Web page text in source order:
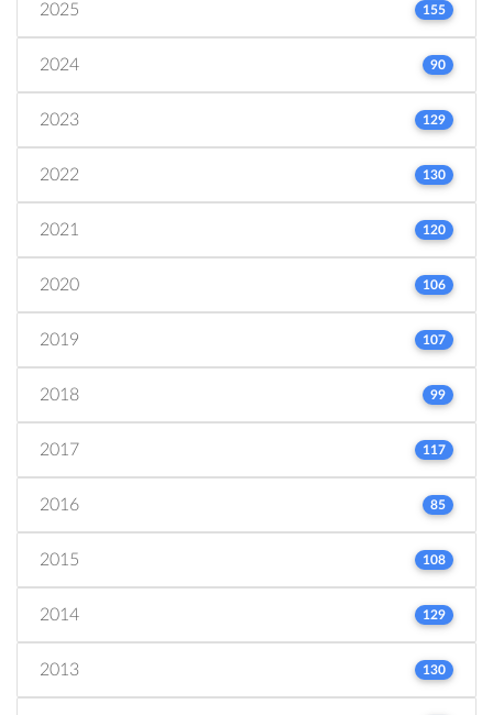
2025 155
2024 90
2023 129
2022 130
2021 120
2020 106
2019 107
2018 99
2017 117
2016 85
2015 108
2014 129
2013 130